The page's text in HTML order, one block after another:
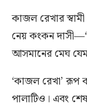
কাজল রেখার
নেয় কংকন
আসমানের মেঘ
‘কাজল রেখা’ রূপ
পালাটিও। এবং